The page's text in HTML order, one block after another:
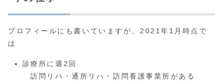
プロフィールにも書いていますが、2021年1月時点で
は
診療所に週2回
訪問リハ・通所リハ・訪問看護事業所がある